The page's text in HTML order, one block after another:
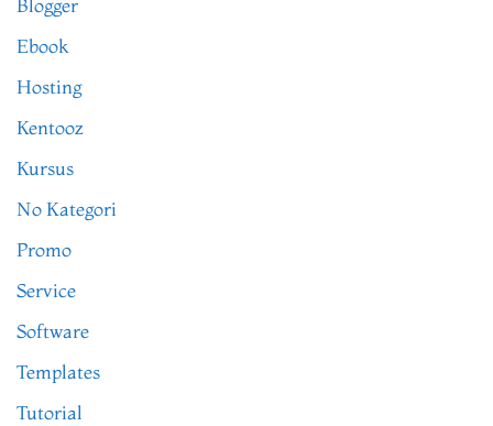
Blogger
Ebook
Hosting
Kentooz
Kursus
No Kategori
Promo
Service
Software
Templates
Tutorial